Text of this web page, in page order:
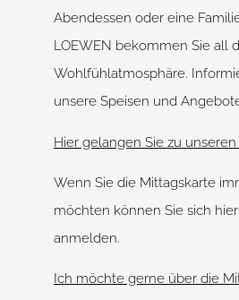
Abendessen oder eine
LOEWEN bekommen Sie all
Wohlfühlatmosphäre.
unsere Speisen und
Hier gelangen Sie zu
Wenn Sie die Mittagskarte
möchten können Sie sich
anmelden.
Ich möchte gerne über die